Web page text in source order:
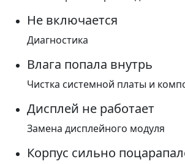
Не включается
Диагностика
Влага попала внутрь
Чистка системной платы и
Дисплей не работает
Замена дисплейного модуля
Корпус сильно